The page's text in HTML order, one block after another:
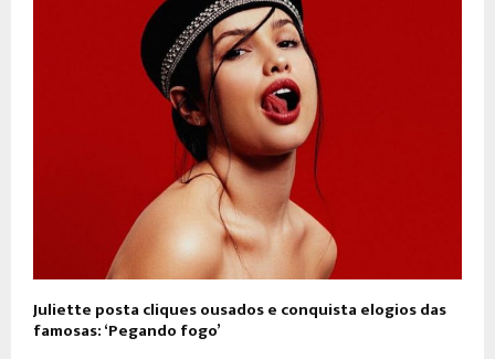
Juliette posta cliques ousados e conquista elogios das
famosas: ‘Pegando fogo’